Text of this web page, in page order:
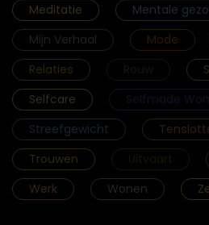
Meditatie
Mentale
Mijn Verhaal
Mode
Relaties
Rouw
Selfcare
Selfmade
Streefgewicht
Trouwen
Uitvaart
Werk
Wonen